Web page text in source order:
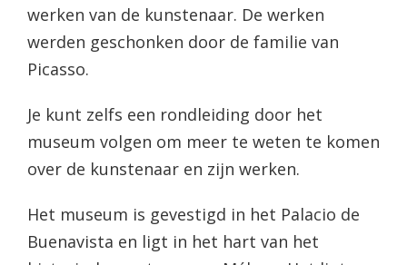
werken van de kunstenaar. De werken
werden geschonken door de familie van
Picasso.
Je kunt zelfs een rondleiding door het
museum volgen om meer te weten te komen
over de kunstenaar en zijn werken.
Het museum is gevestigd in het Palacio de
Buenavista en ligt in het hart van het